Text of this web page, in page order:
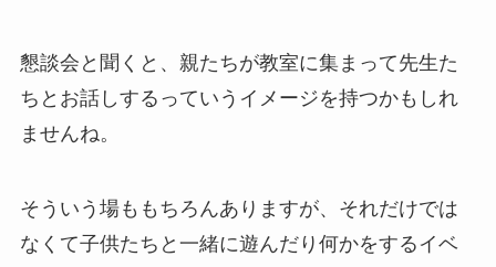
懇談会と聞くと、親たちが教室に集まって先生た
ちとお話しするっていうイメージを持つかもしれ
ませんね。
そういう場ももちろんありますが、それだけでは
なくて子供たちと一緒に遊んだり何かをするイベ